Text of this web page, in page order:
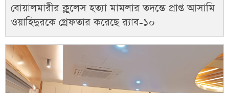
বোয়ালমারীর ক্লুলেস হত্যা মামলার তদন্তে প্রাপ্ত আসামি
ওয়াহিদুরকে গ্রেফতার করেছে র‌্যাব-১০